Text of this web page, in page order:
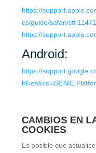
https://
es/guide/safari/
https://
Android:
https://
CAMBIOS EN
COOKIES
Es posible que